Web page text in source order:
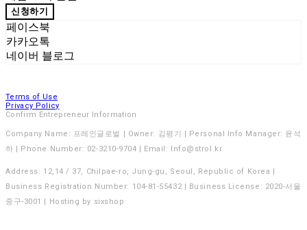
신청하기
페이스북
카카오톡
네이버 블로그
Terms of Use
Privacy Policy
Confirm Entrepreneur Information
Company Name: 프레인글로벌 | Owner: 김평기 | Personal Info Manager: 윤석
하 | Phone Number: 02-3210-9704 | Email: Info@strol.kr
Address: 12,14 / 37, Chilpae-ro, Jung-gu, Seoul, Republic of Korea |
Business Registration Number: 104-81-55432| Business License: 2020-서울
중구-3001 | Hosting by sixshop